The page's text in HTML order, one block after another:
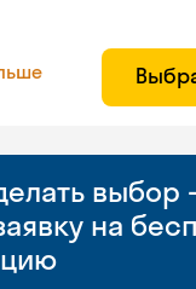
на